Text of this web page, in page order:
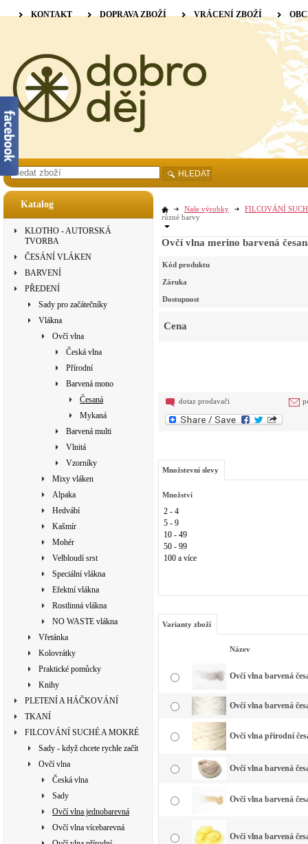
Katalog
KLOTHO - AUTORSKÁ
TVORBA
ČESÁNÍ VLÁKEN
BARVENÍ
PŘEDENÍ
Sady pro začátečníky
Vlákna
Ovčí vlna
Česká vlna
Přírodní
Barvená mono
Česaná
Mykaná
Barvená multi
Vlnitá
Vzorníky
Mixy vláken
Alpaka
Hedvábí
Kašmír
Mohér
Velbloudí srst
Speciální vlákna
Efektní vlákna
Rostlinná vlákna
NO WASTE vlákna
Vřetánka
Kolovrátky
Praktické pomůcky
Knihy
PLETENÍ A HÁČKOVÁNÍ
TKANÍ
FILCOVÁNÍ SUCHÉ A MOKRÉ
Sady - když chcete rychle začít
Ovčí vlna
Česká vlna
Sady
Ovčí vlna jednobarevná
Ovčí vlna vícebarevná
Naše výrobky
FILCOVÁNÍ
různé barvy
Ovčí vlna merino barvená
Kód produktu
Záruka
Dostupnost
Cena
dotaz prodavači
Množstevní slevy
Množství
2 - 4
5 - 9
10 - 49
50 - 99
100 a více
Varianty zboží
Název
Ovčí vlna barvená
Ovčí vlna barvená
Ovčí vlna přírodní
Ovčí vlna barvená
Ovčí vlna barvená
Ovčí vlna barvená
KONTAKT DOPRAVA ZBOŽÍ VRÁCENÍ ZBOŽÍ
HLEDAT